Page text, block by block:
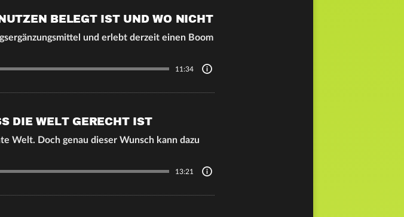
BELEGT IST UND WO NICHT
und erlebt derzeit einen Boom
11:34
DIE WELT GERECHT IST
Welt. Doch genau dieser Wunsch kann dazu
13:21